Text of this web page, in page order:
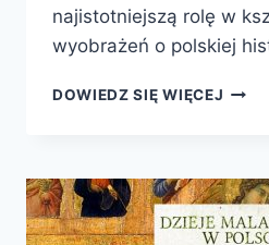
najistotniejszą rolę w
wyobrażeń o polskiej
DOWIEDZ SIĘ WIĘCEJ KLAN